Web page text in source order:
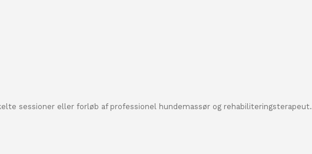
sessioner eller forløb af professionel hundemassør og rehabiliteringsterapeut.